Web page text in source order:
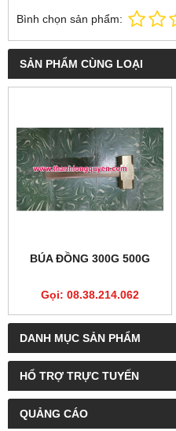
DANH MỤC SẢN PHẨM
HỔ TRỢ TRỰC TUYẾN
QUẢNG CÁO
Bình chọn sản phẩm:
SẢN PHẨM CÙNG LOẠI
BÚA ĐỒNG 300G 500G
Gọi: 08.38.214.062